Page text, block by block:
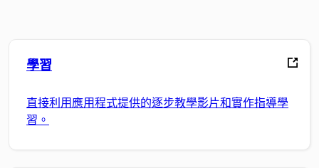
學習
直接利用應用程式提供的逐步教學影片和實作指導學
習。